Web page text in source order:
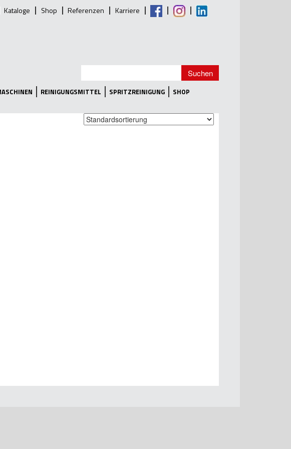
Kataloge Shop Referenzen Karriere
REINIGUNGSMITTEL SPRITZREINIGUNG
SHOP